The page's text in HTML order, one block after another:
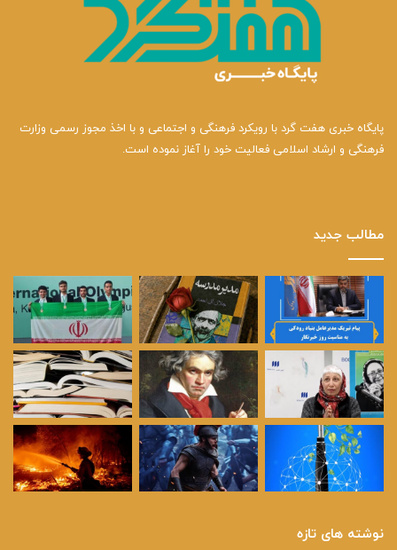
پایگاه خبری هفت گرد با رویکرد فرهنگی و اجتماعی و با اخذ مجوز رسمی وزارت
فرهنگی و ارشاد اسلامی فعالیت خود را آغاز نموده است.
مطالب جدید
نوشته های تازه